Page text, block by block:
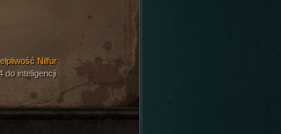
Nilfur
do inteligencji